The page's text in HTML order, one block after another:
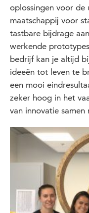
oplossingen voor de
maatschappij voor
tastbare bijdrage
werkende
bedrijf kan je altijd
ideeën tot leven te
een mooi
zeker hoog in het
van innovatie